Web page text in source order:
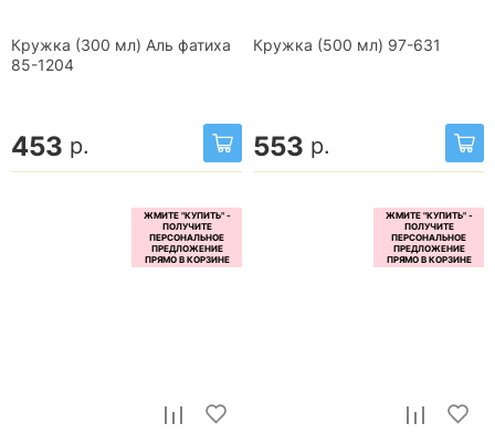
Кружка (300 мл) Аль фатиха
85-1204
453 р.
Кружка (500 мл) 97-631
553 р.